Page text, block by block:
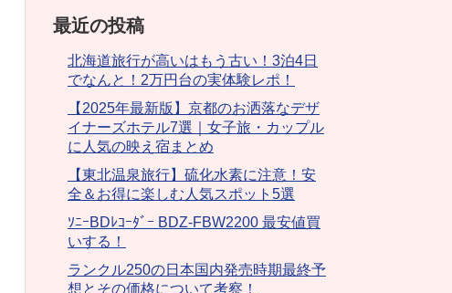
最近の投稿
北海道旅行が高いはもう古い！3泊4日
でなんと！2万円台の実体験レポ！
【2025年最新版】京都のお洒落なデザ
イナーズホテル7選｜女子旅・カップル
に人気の映え宿まとめ
【東北温泉旅行】硫化水素に注意！安
全＆お得に楽しむ人気スポット5選
ｿﾆｰBDﾚｺｰﾀﾞｰ BDZ-FBW2200 最安値買
いする！
ランクル250の日本国内発売時期最終予
想とその価格について考察！